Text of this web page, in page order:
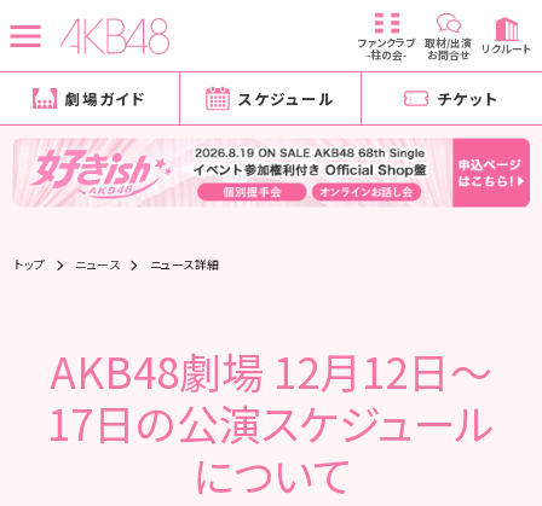
ファンクラブ
-柱の会-
取材/出演
お問合せ リクルート
劇場ガイド スケジュール チケット
トップ ニュース ニュース詳細
AKB48劇場 12月12日～
17日の公演スケジュール
について